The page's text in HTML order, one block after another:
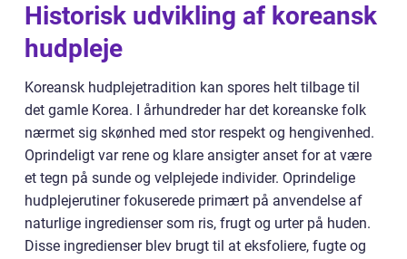
Historisk udvikling af koreansk
hudpleje
Koreansk hudplejetradition kan spores helt tilbage til
det gamle Korea. I århundreder har det koreanske folk
nærmet sig skønhed med stor respekt og hengivenhed.
Oprindeligt var rene og klare ansigter anset for at være
et tegn på sunde og velplejede individer. Oprindelige
hudplejerutiner fokuserede primært på anvendelse af
naturlige ingredienser som ris, frugt og urter på huden.
Disse ingredienser blev brugt til at eksfoliere, fugte og